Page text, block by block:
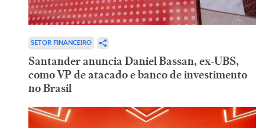
SETOR FINANCEIRO
Santander anuncia Daniel Bassan, ex-UBS,
como VP de atacado e banco de investimento
no Brasil